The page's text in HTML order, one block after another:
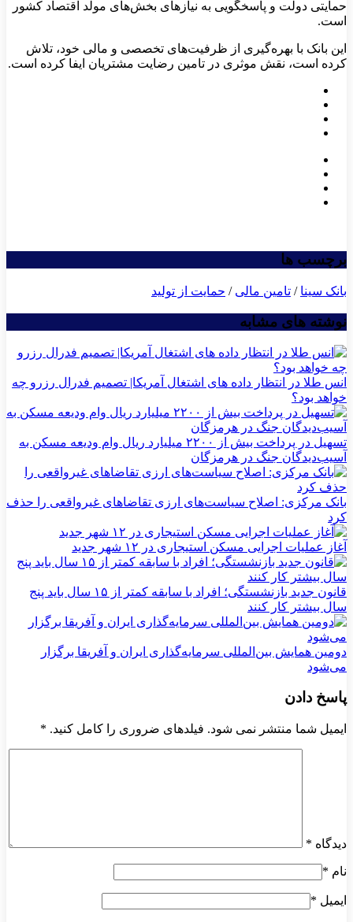
حمایتی دولت و پاسخگویی به نیازهای بخش‌های مولد اقتصاد کشور
است.
این بانک با بهره‌گیری از ظرفیت‌های تخصصی و مالی خود، تلاش
کرده است، نقش موثری در تامین رضایت مشتریان ایفا کرده است.
برچسب ها
بانک سینا / تامین مالی / حمایت از تولید
نوشته های مشابه
انس طلا در انتظار داده های اشتغال آمریکا| تصمیم فدرال رزرو چه
خواهد بود؟
تسهیل در پرداخت بیش از ۲۲۰۰ میلیارد ریال وام ودیعه مسکن به
آسیب‌دیدگان جنگ در هرمزگان
بانک مرکزی: اصلاح سیاست‌های ارزی تقاضاهای غیرواقعی را حذف
کرد
آغاز عملیات اجرایی مسکن استیجاری در ۱۲ شهر جدید
قانون جدید بازنشستگی؛ افراد با سابقه کمتر از ۱۵ سال باید پنج
سال بیشتر کار کنند
دومین همایش بین‌المللی سرمایه‌گذاری ایران و آفریقا برگزار
می‌شود
پاسخ دادن
ایمیل شما منتشر نمی شود. فیلدهای ضروری را کامل کنید. *
دیدگاه *
نام *
ایمیل *